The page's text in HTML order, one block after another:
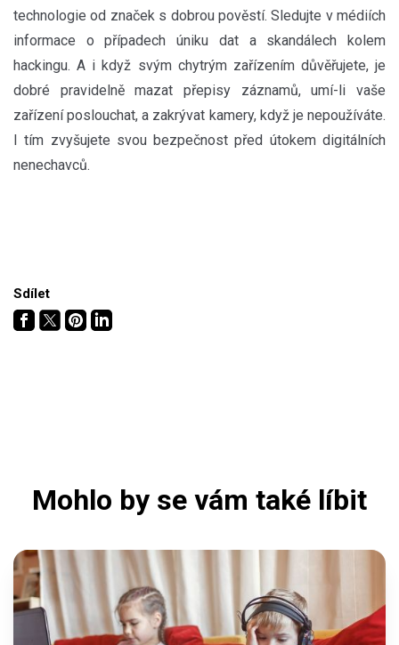
technologie od značek s dobrou pověstí. Sledujte v médiích
informace o případech úniku dat a skandálech kolem
hackingu. A i když svým chytrým zařízením důvěřujete, je
dobré pravidelně mazat přepisy záznamů, umí-li vaše
zařízení poslouchat, a zakrývat kamery, když je nepoužíváte.
I tím zvyšujete svou bezpečnost před útokem digitálních
nenechavců.
Sdílet
Mohlo by se vám také líbit